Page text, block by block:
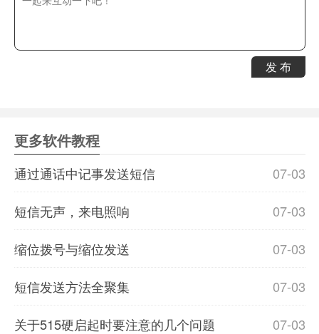
发 布
更多软件教程
07-03
通过通话中记事发送短信
07-03
短信无声，来电照响
07-03
缩位拨号与缩位发送
07-03
短信发送方法全聚集
07-03
关于515硬启起时要注意的几个问题